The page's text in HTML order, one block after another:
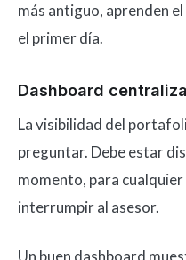
más antiguo, aprenden
el primer día.
Dashboard
La visibilidad del
preguntar. Debe estar
momento, para
interrumpir al asesor.
Un buen dashboard